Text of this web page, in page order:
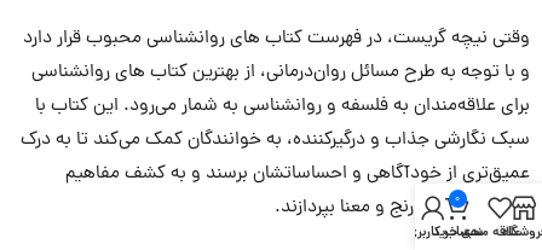
وقتی نیچه گریست، در فهرست کتاب های روانشناسی محبوب قرار دارد
و با توجه به طرح مسائل روان‌درمانی، از بهترین کتاب های روانشناسی
برای علاقه‌مندان به فلسفه و روانشناسی به شمار می‌رود. این کتاب با
سبک نگارشی جذاب و درگیرکننده، به خوانندگان کمک می‌کند تا به درک
عمیق‌تری از خودآگاهی و احساساتشان برسند و به کشف مفاهیم
پیچیده‌ای چون رنج و معنا بپردازند.
علاقه مندی
0
سبد خرید
حساب کاربری من